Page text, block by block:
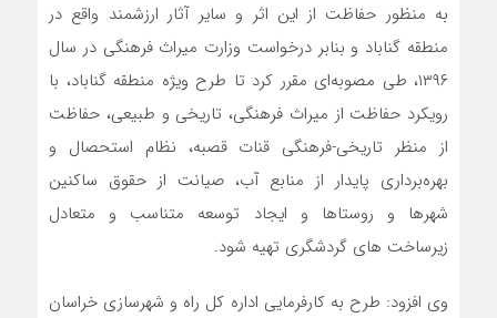
به منظور حفاظت از این اثر و سایر آثار ارزشمند واقع در
منطقه گناباد و بنابر درخواست وزارت میراث فرهنگی در سال
۱۳۹۶، طی مصوبه‌ای مقرر کرد تا طرح ویژه منطقه گناباد، با
رویکرد حفاظت از میراث فرهنگی، تاریخی و طبیعی، حفاظت
از منظر تاریخی-فرهنگی قنات قصبه، نظام استحصال و
بهره‌برداری پایدار از منابع آب، صیانت از حقوق ساکنین
شهرها و روستاها و ایجاد توسعه متناسب و متعادل
زیرساخت های گردشگری تهیه شود.
وی افزود: طرح به کارفرمایی اداره کل راه و شهرسازی خراسان